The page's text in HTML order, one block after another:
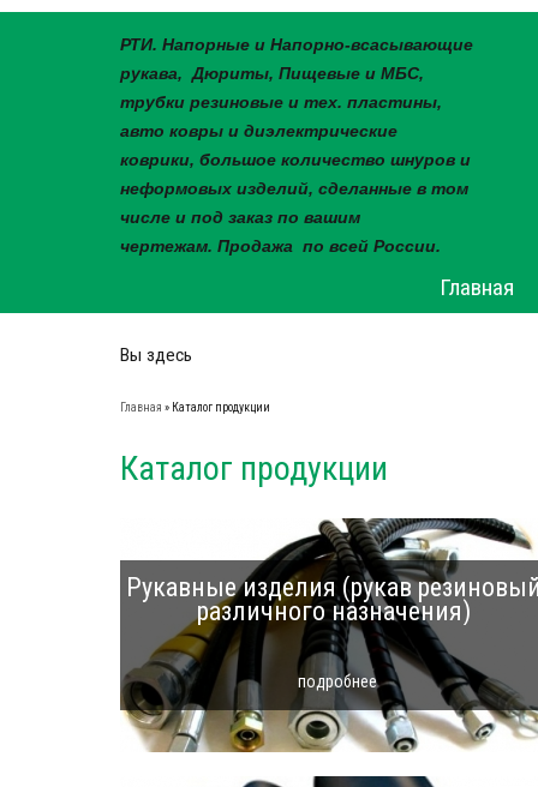
РТИ. Напорные и Напорно-всасывающие
рукава, Дюриты, Пищевые и МБС,
трубки резиновые и тех. пластины,
авто ковры и диэлектрические
коврики, большое количество шнуров и
неформовых изделий, сделанные в том
числе и под заказ по вашим
чертежам. Продажа по всей России.
Главная
Вы здесь
Главная » Каталог продукции
Каталог продукции
Рукавные изделия (рукав
различного назначения)
подробнее